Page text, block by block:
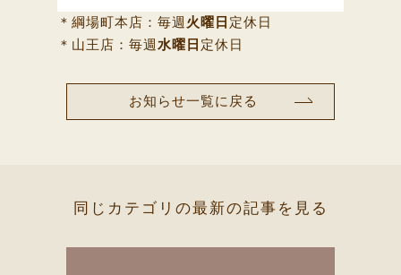
＊綱場町本店：毎週 火曜日 定休日
＊山王店：毎週水曜日 定休日
お知らせ一覧に戻る
同じカテゴリの最新の記事を見る